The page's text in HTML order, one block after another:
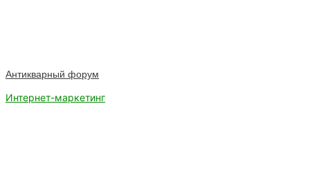
Антикварный форум
Интернет-маркетинг